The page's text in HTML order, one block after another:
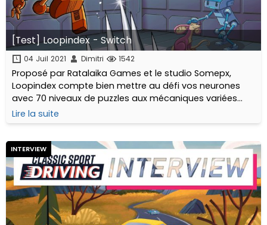
[Test] Loopindex - Switch
04 Juil 2021 Dimitri 1542
Proposé par Ratalaika Games et le studio Somepx,
Loopindex compte bien mettre au défi vos neurones
avec 70 niveaux de puzzles aux mécaniques variées
dans un monde pixelisé, à la fois paisible et tellement
dangereux...
Lire la suite
INTERVIEW